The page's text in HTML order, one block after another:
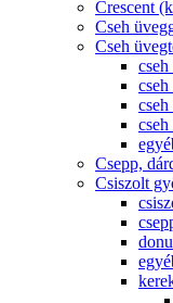
Crescent
Cseh
Cseh
Csepp,
Csiszolt